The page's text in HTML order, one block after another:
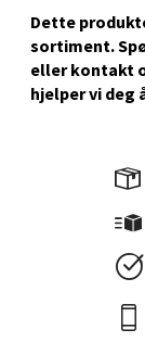
Dette
sortiment.
eller kontakt
hjelper vi deg
Åpent i
0 i butikk